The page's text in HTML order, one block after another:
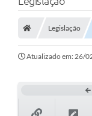
LEI GERAL DE
CONSELHOSLegislação
Atualizado em: 26/